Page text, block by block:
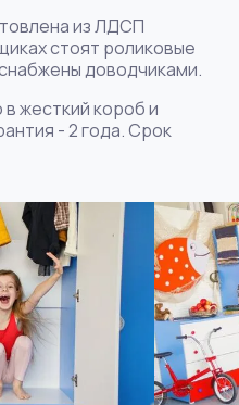
из ЛДСП
стоят роликовые
доводчиками.
жесткий короб и
- 2 года. Срок